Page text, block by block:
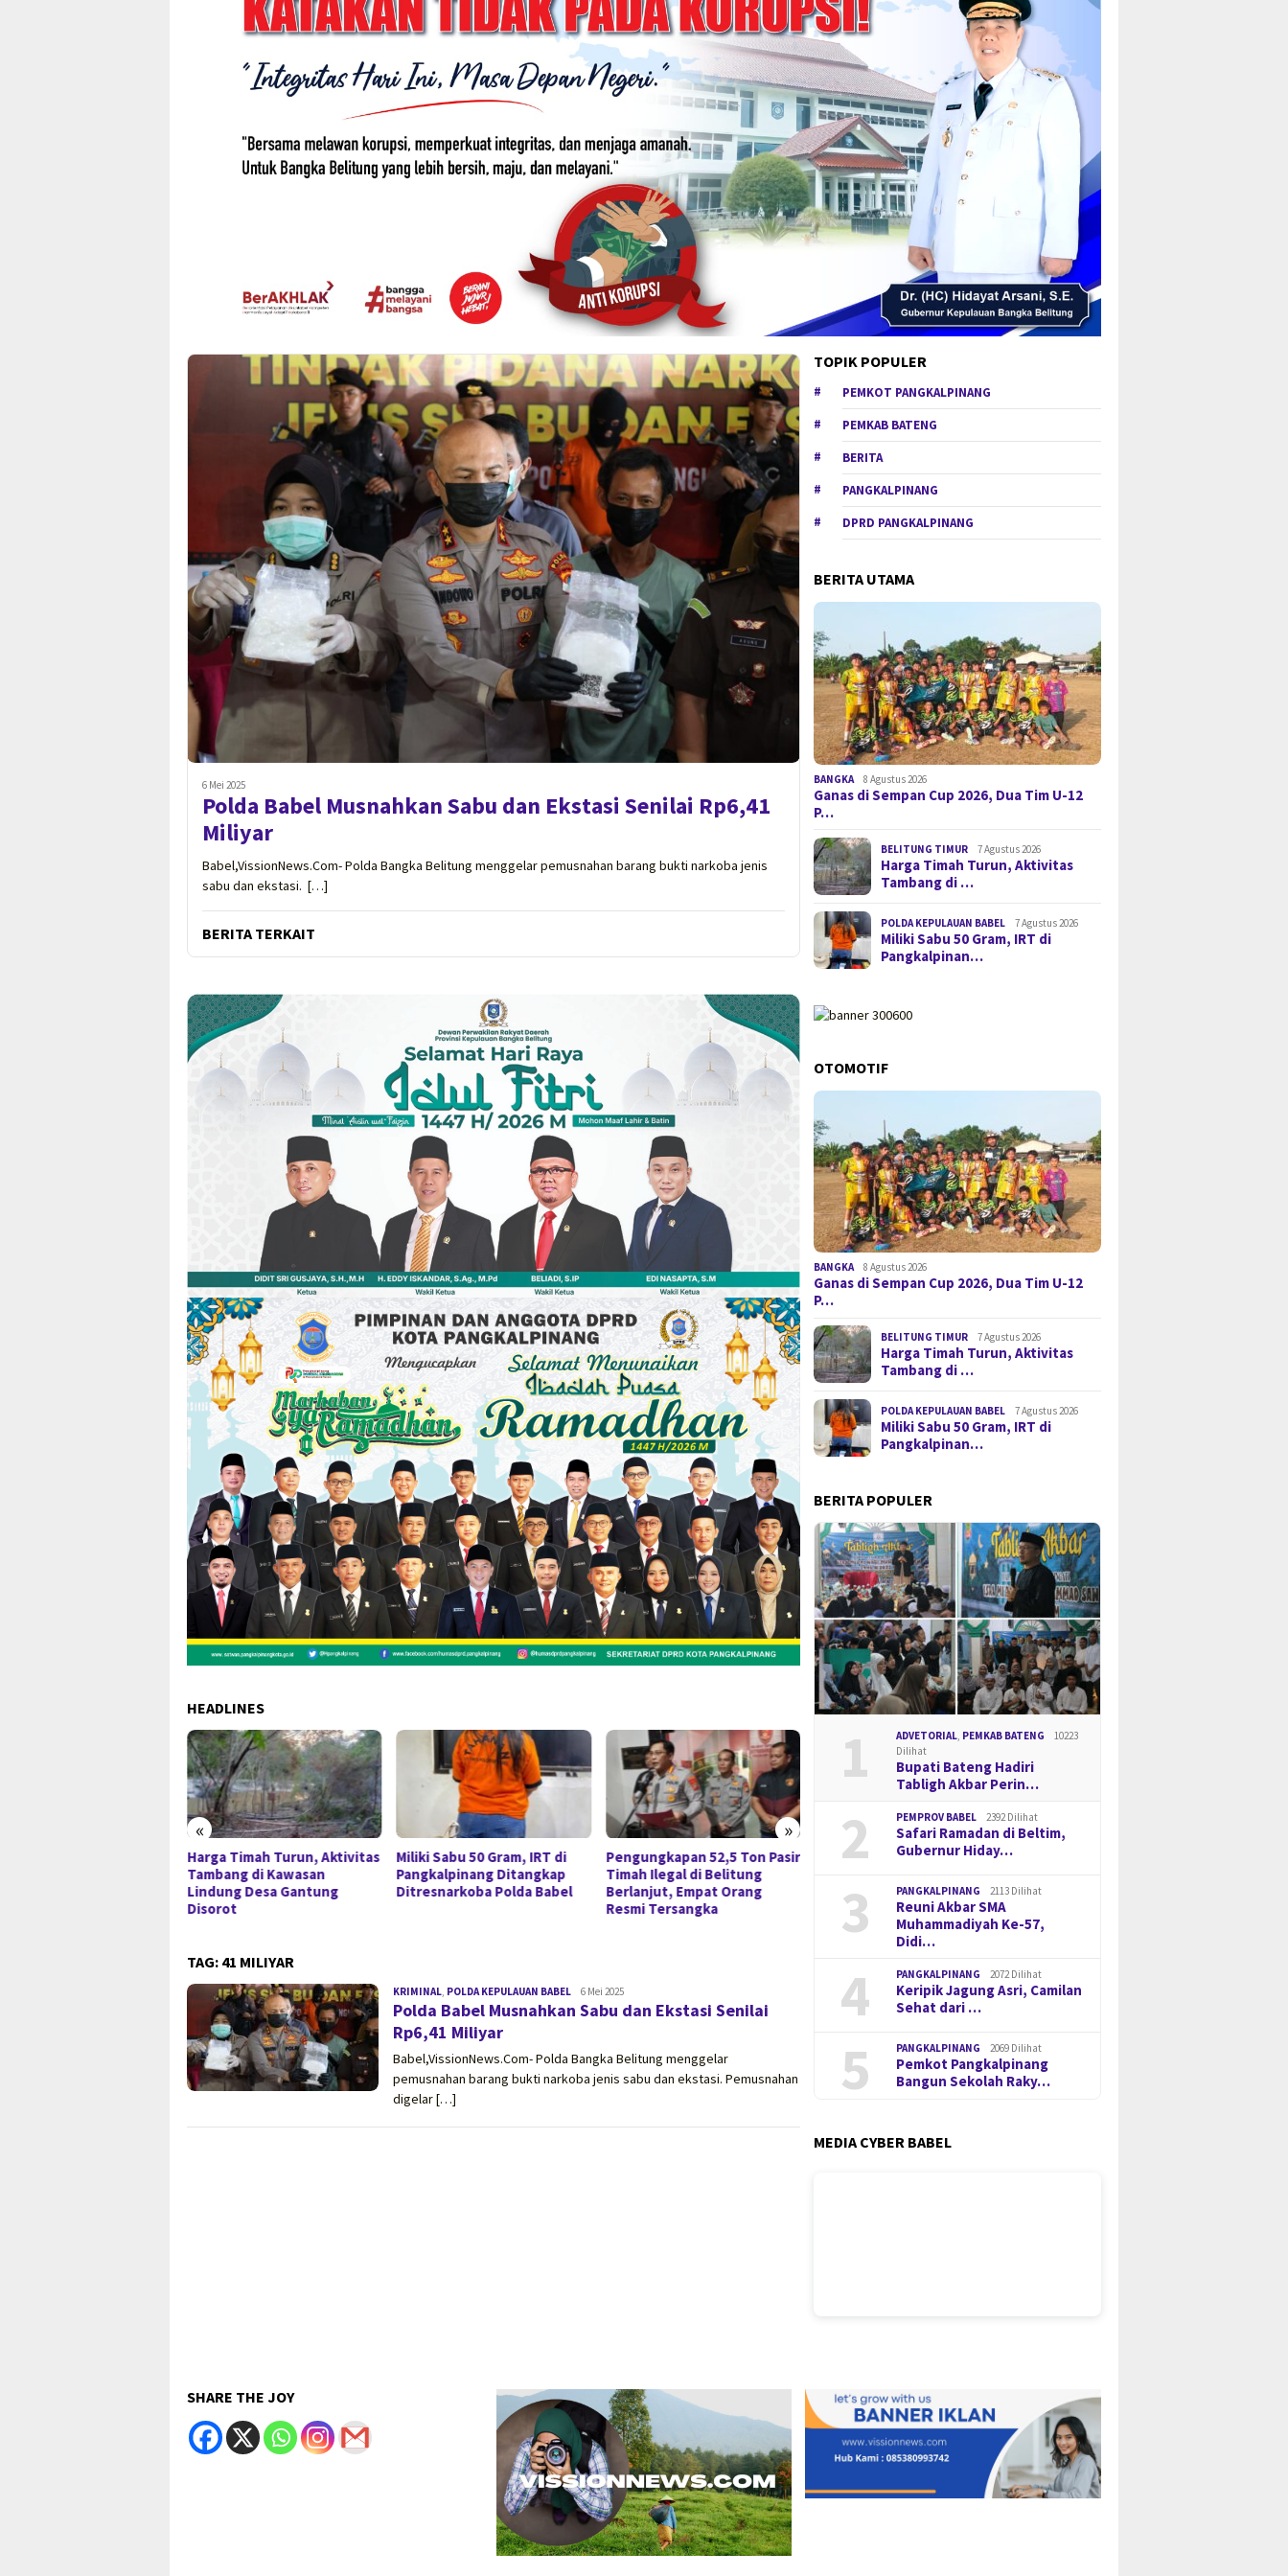
6 Mei 2025
Polda Babel Musnahkan Sabu dan Ekstasi Senilai Rp6,41
Miliyar
Babel,VissionNews.Com- Polda Bangka Belitung menggelar pemusnahan barang bukti narkoba jenis
sabu dan ekstasi. […]
BERITA TERKAIT
HEADLINES
« »
Harga Timah Turun, Aktivitas
Tambang di Kawasan
Lindung Desa Gantung
Disorot
Miliki Sabu 50 Gram, IRT di
Pangkalpinang Ditangkap
Ditresnarkoba Polda Babel
Pengungkapan 52,5 Ton Pasir
Timah Ilegal di Belitung
Berlanjut, Empat Orang
Resmi Tersangka
Tinjau Program MBG 3B di
Hidayat Tekankan Mutu Gizi
dan Ketepatan Sasaran
Borong Juara 1 dan 3
TAG: 41 MILIYAR
KRIMINAL, POLDA KEPULAUAN BABEL vissionnews.com
6 Mei 2025
Polda Babel Musnahkan Sabu dan Ekstasi Senilai
Rp6,41 Miliyar
Babel,VissionNews.Com- Polda Bangka Belitung menggelar
pemusnahan barang bukti narkoba jenis sabu dan ekstasi. Pemusnahan
digelar […]
TOPIK POPULER
PEMKOT PANGKALPINANG
PEMKAB BATENG
BERITA
PANGKALPINANG
DPRD PANGKALPINANG
BERITA UTAMA
BANGKA 8 Agustus 2026
Ganas di Sempan Cup 2026, Dua Tim U-12
P…
BELITUNG TIMUR 7 Agustus 2026
Harga Timah Turun, Aktivitas
Tambang di …
POLDA KEPULAUAN BABEL 7 Agustus 2026
Miliki Sabu 50 Gram, IRT di
Pangkalpinan…
OTOMOTIF
BANGKA 8 Agustus 2026
Ganas di Sempan Cup 2026, Dua Tim U-12
P…
BELITUNG TIMUR 7 Agustus 2026
Harga Timah Turun, Aktivitas
Tambang di …
POLDA KEPULAUAN BABEL 7 Agustus 2026
Miliki Sabu 50 Gram, IRT di
Pangkalpinan…
BERITA POPULER
1 ADVETORIAL, PEMKAB BATENG
10223
Dilihat
Bupati Bateng Hadiri
Tabligh Akbar Perin…
2 PEMPROV BABEL 2392 Dilihat
Safari Ramadan di Beltim,
Gubernur Hiday…
3 PANGKALPINANG 2113 Dilihat
Reuni Akbar SMA
Muhammadiyah Ke-57,
Didi…
4 PANGKALPINANG 2072 Dilihat
Keripik Jagung Asri, Camilan
Sehat dari …
5 PANGKALPINANG 2069 Dilihat
Pemkot Pangkalpinang
Bangun Sekolah Raky…
MEDIA CYBER BABEL
SHARE THE JOY